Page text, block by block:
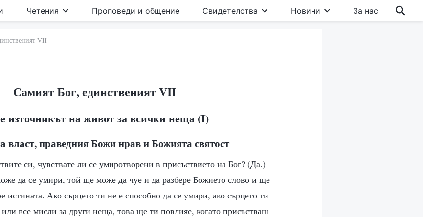
Четения Проповеди и общение Свидетелства Новини За нас
VII
Самият Бог, единственият VII
източникът на живот за всички неща (I)
власт, праведния Божи нрав и Божията святост
си, чувствате ли се умиротворени в присъствието на Бог? (Да.)
да се умири, той ще може да чуе и да разбере Божието слово и ще
истината. Ако сърцето ти не е способно да се умири, ако сърцето ти
или все мисли за други неща, това ще ти повлияе, когато присъстваш